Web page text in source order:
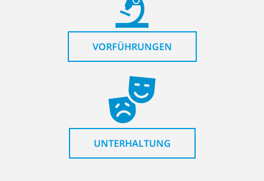
VORFÜHRUNGEN
UNTERHALTUNG